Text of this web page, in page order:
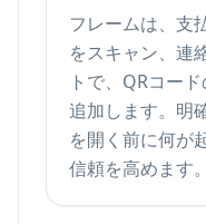
フレームは、支
をスキャン、連
トで、QRコー
追加します。明
を開く前に何が
信頼を高めます。